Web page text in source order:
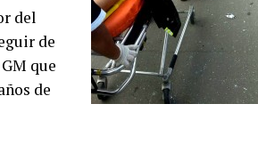
del
de
que
de